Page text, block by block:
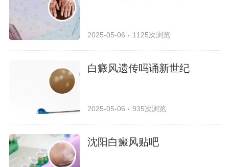
2025-05-06 1125次浏览
白癜风遗传吗诵新世纪
2025-05-06 935次浏览
沈阳白癜风贴吧